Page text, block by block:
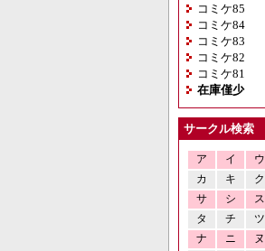
コミケ85
コミケ84
コミケ83
コミケ82
コミケ81
在庫僅少
サークル検索
ア イ ウ
カ
キ ク
サ
シ ス
タ
チ ツ
ナ
ニ ヌ